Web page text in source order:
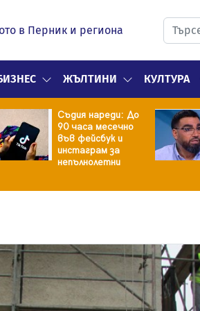
в Перник и региона
ЖЪЛТИНИ КУЛТУРА
Съдия нареди: До
90 часа месечно
във фейсбук и
инстаграм за
непълнолетни